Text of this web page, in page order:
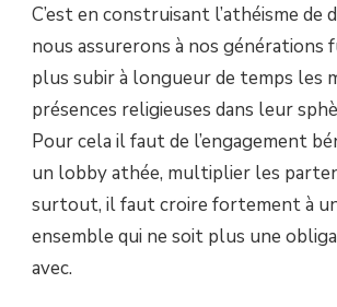
C’est en construisant l’athéisme de
nous assurerons à nos générations
plus subir à longueur de temps les
présences religieuses dans leur
Pour cela il faut de l’engagement
un lobby athée, multiplier les
surtout, il faut croire fortement à
ensemble qui ne soit plus une
avec.